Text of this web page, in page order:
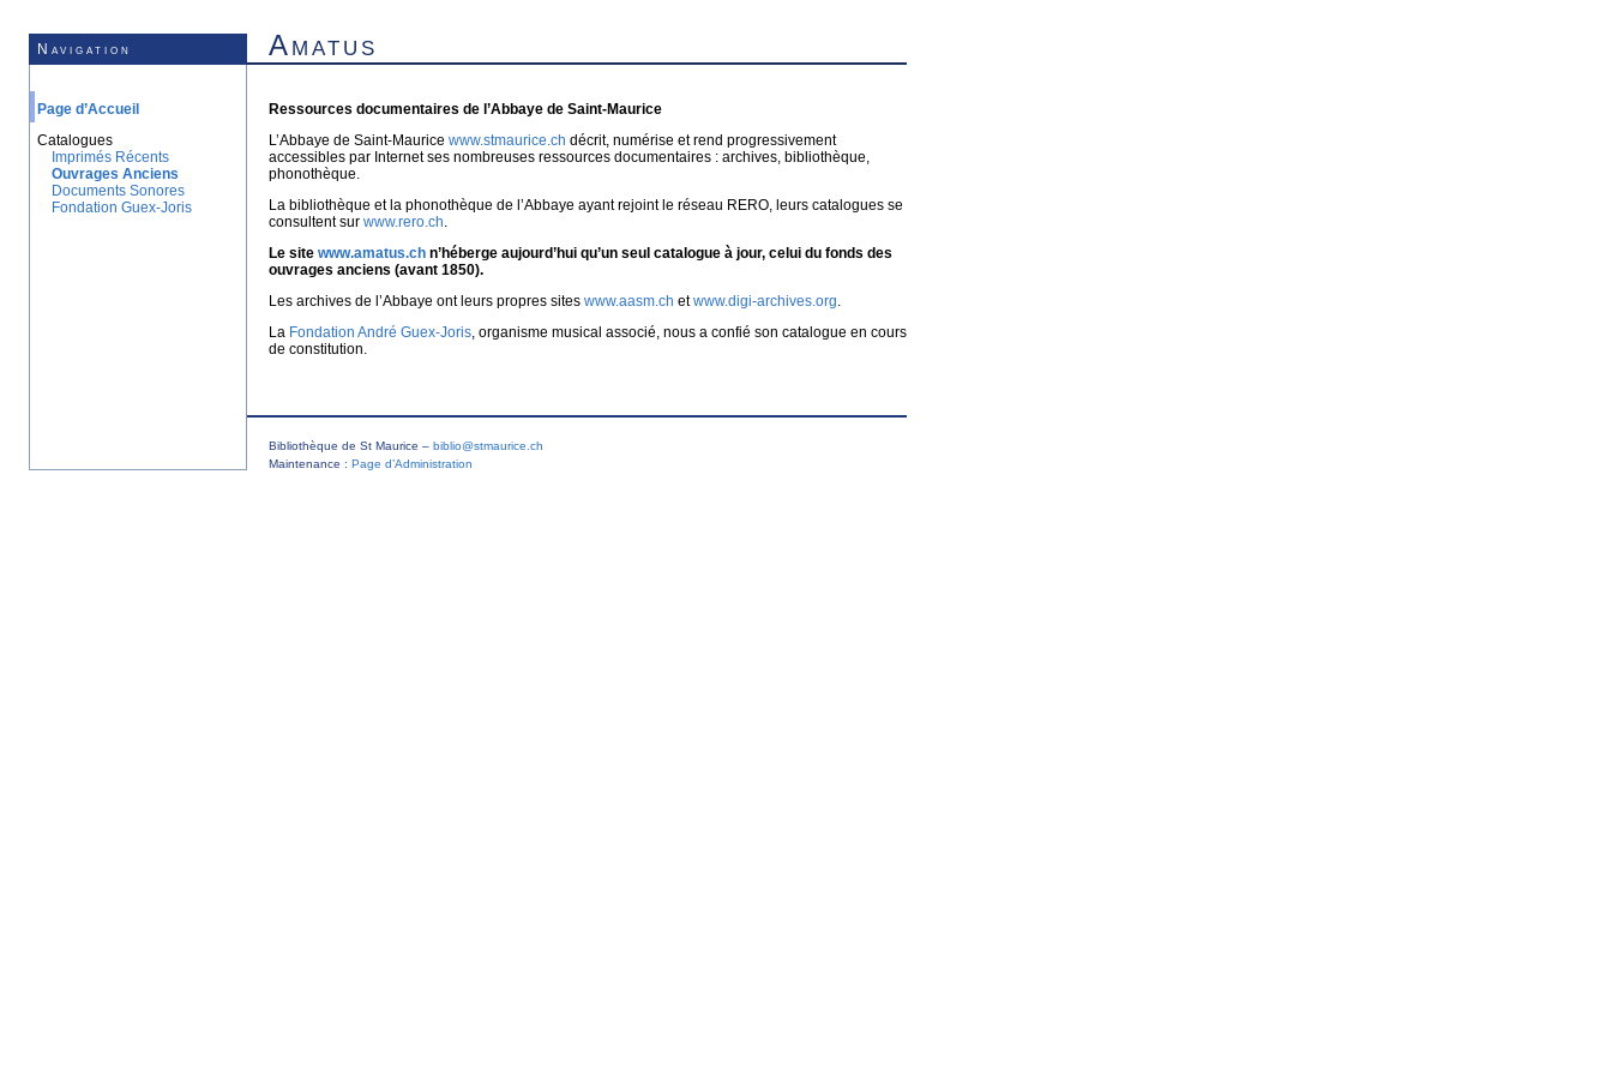
Navigation Amatus
Page d’Accueil
Catalogues
Imprimés Récents
Ouvrages Anciens
Documents Sonores
Fondation Guex-Joris
Ressources documentaires de l’Abbaye de Saint-Maurice
L’Abbaye de Saint-Maurice www.stmaurice.ch décrit, numérise et rend progressivement
accessibles par Internet ses nombreuses ressources documentaires : archives, bibliothèque,
phonothèque.
La bibliothèque et la phonothèque de l’Abbaye ayant rejoint le réseau RERO, leurs catalogues se
consultent sur www.rero.ch.
Le site www.amatus.ch n’héberge aujourd’hui qu’un seul catalogue à jour, celui du fonds des
ouvrages anciens (avant 1850).
Les archives de l’Abbaye ont leurs propres sites www.aasm.ch etwww.digi-archives.org.
La Fondation André Guex-Joris, organisme musical associé, nous a confié son catalogue en cours
de constitution.
Bibliothèque de St Maurice – biblio@stmaurice.ch
Maintenance : Page d’Administration